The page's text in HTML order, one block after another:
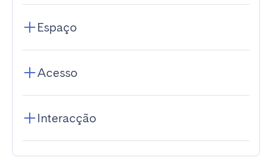
Espaço
Acesso
Interacção